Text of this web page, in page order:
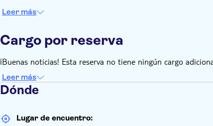
Leer más
Cargo por reserva
¡Buenas noticias! Esta reserva no tiene ningún cargo
Leer más
Dónde
Lugar de encuentro: